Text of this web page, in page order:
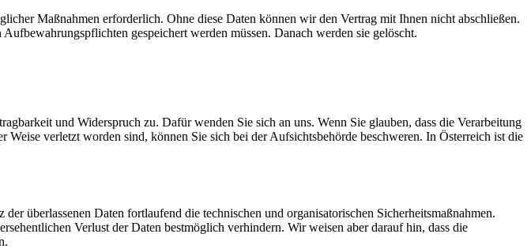
Maßnahmen erforderlich. Ohne diese Daten können wir den Vertrag mit Ihnen nicht abschließen.
gespeichert werden müssen. Danach werden sie gelöscht.
und Widerspruch zu. Dafür wenden Sie sich an uns. Wenn Sie glauben, dass die Verarbeitung
verletzt worden sind, können Sie sich bei der Aufsichtsbehörde beschweren. In Österreich ist die
überlassenen Daten fortlaufend die technischen und organisatorischen Sicherheitsmaßnahmen.
Verlust der Daten bestmöglich verhindern. Wir weisen aber darauf hin, dass die